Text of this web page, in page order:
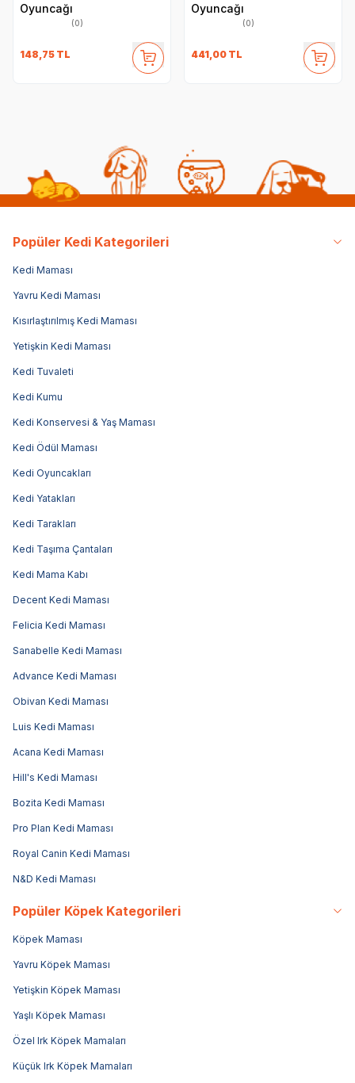
Oyuncağı
(0)
148,75 TL
Oyuncağı
(0)
441,00 TL
Popüler Kedi Kategorileri
Kedi Maması
Yavru Kedi Maması
Kısırlaştırılmış Kedi Maması
Yetişkin Kedi Maması
Kedi Tuvaleti
Kedi Kumu
Kedi Konservesi & Yaş Maması
Kedi Ödül Maması
Kedi Oyuncakları
Kedi Yatakları
Kedi Tarakları
Kedi Taşıma Çantaları
Kedi Mama Kabı
Decent Kedi Maması
Felicia Kedi Maması
Sanabelle Kedi Maması
Advance Kedi Maması
Obivan Kedi Maması
Luis Kedi Maması
Acana Kedi Maması
Hill's Kedi Maması
Bozita Kedi Maması
Pro Plan Kedi Maması
Royal Canin Kedi Maması
N&D Kedi Maması
Popüler Köpek Kategorileri
Köpek Maması
Yavru Köpek Maması
Yetişkin Köpek Maması
Yaşlı Köpek Maması
Özel Irk Köpek Mamaları
Küçük Irk Köpek Mamaları